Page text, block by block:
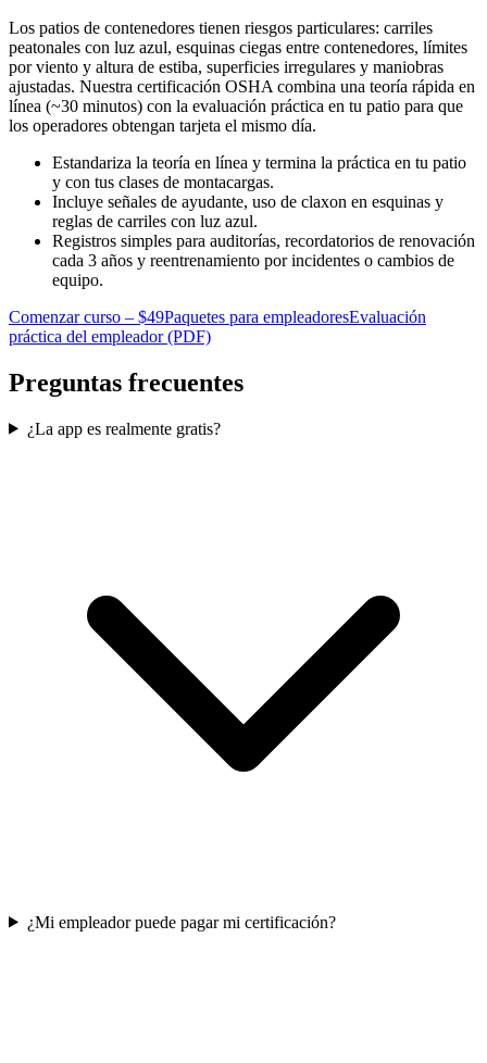
Los patios de contenedores tienen riesgos particulares: carriles
peatonales con luz azul, esquinas ciegas entre contenedores, límites
por viento y altura de estiba, superficies irregulares y maniobras
ajustadas. Nuestra certificación OSHA combina una teoría rápida en
línea (~30 minutos) con la evaluación práctica en tu patio para que
los operadores obtengan tarjeta el mismo día.
Estandariza la teoría en línea y termina la práctica en tu patio
y con tus clases de montacargas.
Incluye señales de ayudante, uso de claxon en esquinas y
reglas de carriles con luz azul.
Registros simples para auditorías, recordatorios de renovación
cada 3 años y reentrenamiento por incidentes o cambios de
equipo.
Comenzar curso – $49Paquetes para empleadoresEvaluación
práctica del empleador (PDF)
Preguntas frecuentes
¿La app es realmente gratis?
¿Mi empleador puede pagar mi certificación?